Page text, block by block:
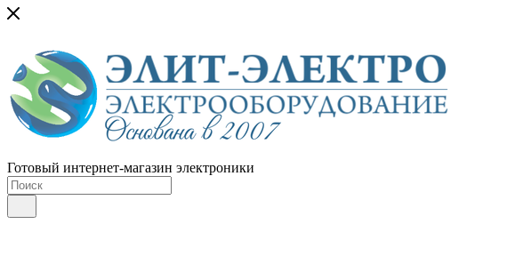
Готовый интернет-магазин электроники